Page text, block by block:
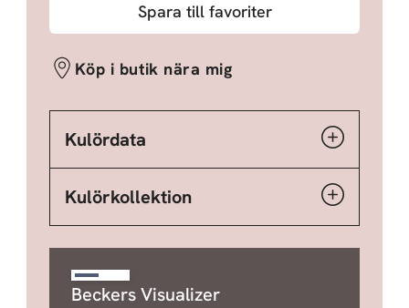
Spara till favoriter
Köp i butik nära mig
Kulördata
Kulörkollektion
Beckers Visualizer